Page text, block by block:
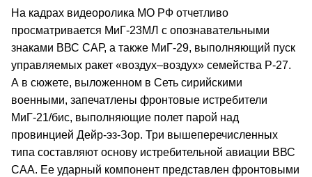
На кадрах видеоролика МО РФ отчетливо
просматривается МиГ-23МЛ с опознавательными
знаками ВВС САР, а также МиГ-29, выполняющий пуск
управляемых ракет «воздух–воздух» семейства Р-27.
А в сюжете, выложенном в Сеть сирийскими
военными, запечатлены фронтовые истребители
МиГ-21/бис, выполняющие полет парой над
провинцией Дейр-эз-Зор. Три вышеперечисленных
типа составляют основу истребительной авиации ВВС
САА. Ее ударный компонент представлен фронтовыми